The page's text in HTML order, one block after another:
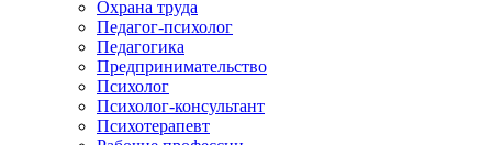
Охрана труда
Педагог-психолог
Педагогика
Предпринимательство
Психолог
Психолог-консультант
Психотерапевт